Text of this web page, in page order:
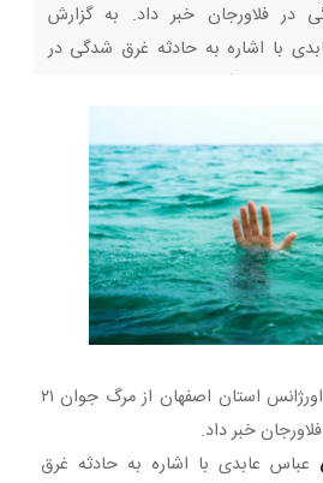
در فلاورجان خبر داد. به گزارش
با اشاره به حادثه غرق شدگی در
اصفهان – سخنگوی مرکز اورژانس استان اصفهان از مرگ جوان ۲۱
خبر داد.
عباس عابدی با اشاره به حادثه غرق